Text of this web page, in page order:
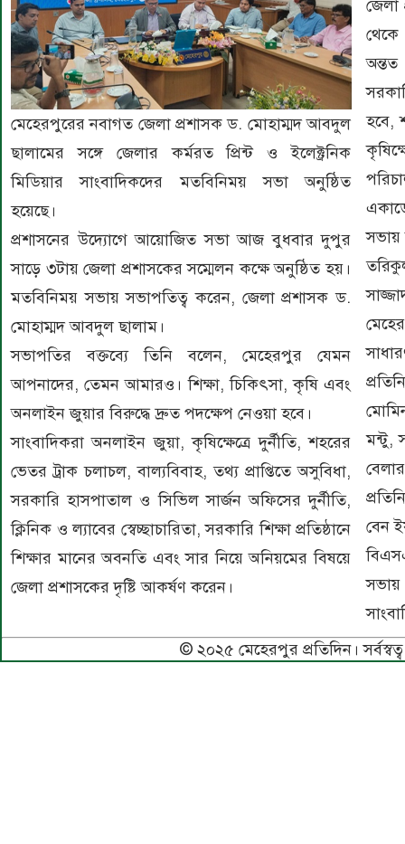
মেহেরপুরের নবাগত জেলা প্রশাসক ড. মোহাম্মদ আবদুল
ছালামের সঙ্গে জেলার কর্মরত প্রিন্ট ও ইলেক্ট্রনিক
মিডিয়ার সাংবাদিকদের মতবিনিময় সভা অনুষ্ঠিত
হয়েছে।
প্রশাসনের উদ্যোগে আয়োজিত সভা আজ বুধবার দুপুর
সাড়ে ৩টায় জেলা প্রশাসকের সম্মেলন কক্ষে অনুষ্ঠিত হয়।
মতবিনিময় সভায় সভাপতিত্ব করেন, জেলা প্রশাসক ড.
মোহাম্মদ আবদুল ছালাম।
সভাপতির বক্তব্যে তিনি বলেন, মেহেরপুর যেমন
আপনাদের, তেমন আমারও। শিক্ষা, চিকিৎসা, কৃষি এবং
অনলাইন জুয়ার বিরুদ্ধে দ্রুত পদক্ষেপ নেওয়া হবে।
সাংবাদিকরা অনলাইন জুয়া, কৃষিক্ষেত্রে দুর্নীতি, শহরের
ভেতর ট্রাক চলাচল, বাল্যবিবাহ, তথ্য প্রাপ্তিতে অসুবিধা,
সরকারি হাসপাতাল ও সিভিল সার্জন অফিসের দুর্নীতি,
ক্লিনিক ও ল্যাবের স্বেচ্ছাচারিতা, সরকারি শিক্ষা প্রতিষ্ঠানে
শিক্ষার মানের অবনতি এবং সার নিয়ে অনিয়মের বিষয়ে
জেলা প্রশাসকের দৃষ্টি আকর্ষণ করেন।
জেলা
অন্তত
হবে,
সভায়
মন্টু,
বেন
সভায়
© ২০২৫ মেহেরপুর প্রতিদিন। সর্বস্বত্ব